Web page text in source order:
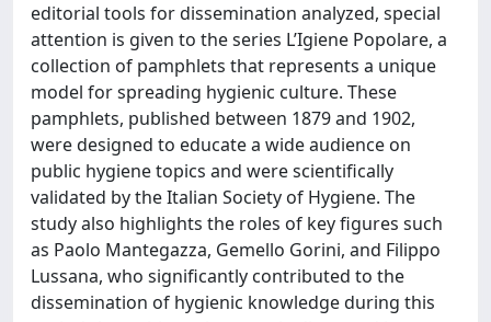
editorial tools for dissemination analyzed, special
attention is given to the series L’Igiene Popolare, a
collection of pamphlets that represents a unique
model for spreading hygienic culture. These
pamphlets, published between 1879 and 1902,
were designed to educate a wide audience on
public hygiene topics and were scientifically
validated by the Italian Society of Hygiene. The
study also highlights the roles of key figures such
as Paolo Mantegazza, Gemello Gorini, and Filippo
Lussana, who significantly contributed to the
dissemination of hygienic knowledge during this